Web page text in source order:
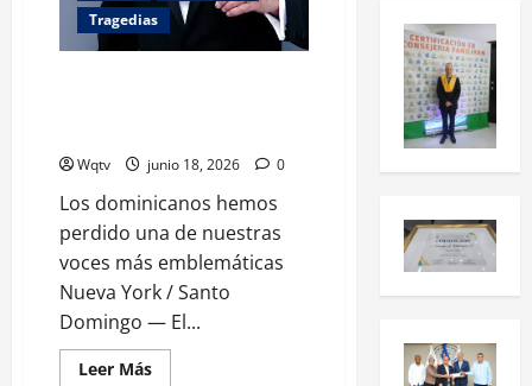
Tragedias
Wqtv junio 18, 2026 0
Los dominicanos hemos
perdido una de nuestras
voces más emblemáticas
Nueva York / Santo
Domingo — El...
Leer Más